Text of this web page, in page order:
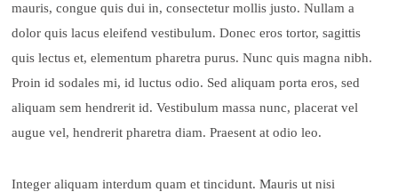
mauris, congue quis dui in, consectetur mollis justo. Nullam a
dolor quis lacus eleifend vestibulum. Donec eros tortor, sagittis
quis lectus et, elementum pharetra purus. Nunc quis magna nibh.
Proin id sodales mi, id luctus odio. Sed aliquam porta eros, sed
aliquam sem hendrerit id. Vestibulum massa nunc, placerat vel
augue vel, hendrerit pharetra diam. Praesent at odio leo.
Integer aliquam interdum quam et tincidunt. Mauris ut nisi